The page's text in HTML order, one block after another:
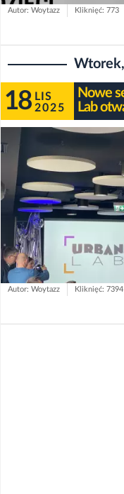
Autor: Woytazz Kliknięć: 773
18 LIS
2025
Nowe
Lab
Autor: Woytazz Kliknięć: 7394